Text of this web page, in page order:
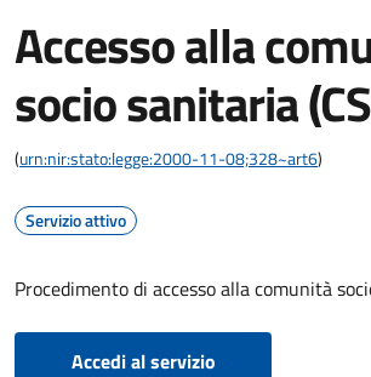
Accesso alla
socio sanitaria
(urn:nir:stato:legge:2000-11-08;328~art6)
Servizio attivo
Procedimento di accesso alla comunità
Accedi al servizio